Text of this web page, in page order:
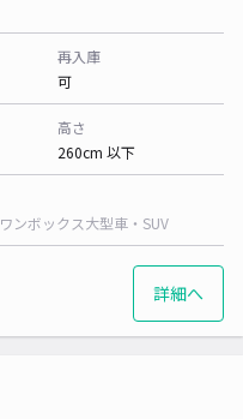
再入庫
可
高さ
260cm 以下
ワンボックス大型車・SUV
詳細へ